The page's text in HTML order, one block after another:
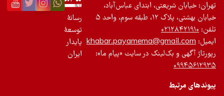
خیابان شریعتی، ابتدای عباس‌آباد،
بهشتی، پلاک ۱۲، طبقه سوم، واحد ۵
۰۲۱۲۸۴۲۱۹۱۰
khabar.payamema@gmail.com
آگهی و بک‌لینک در سایت «پیام ما»:
مرتبط
رسانۀ
توسعۀ
پایدار
ایران